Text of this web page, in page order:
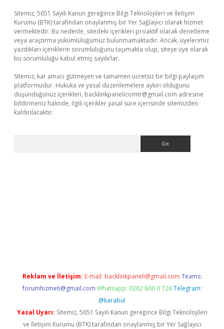
Sitemiz, 5651 Sayılı Kanun gereğince Bilgi Teknolojileri ve İletişim
Kurumu (BTK) tarafından onaylanmış bir Yer Sağlayıcı olarak hizmet
vermektedir. Bu nedenle, sitedeki içerikleri proaktif olarak denetleme
veya araştırma yükümlülüğümüz bulunmamaktadır. Ancak, üyelerimiz
yazdıkları içeriklerin sorumluluğunu taşımakta olup, siteye üye olarak
bu sorumluluğu kabul etmiş sayılırlar.
Sitemiz, kar amacı gütmeyen ve tamamen ücretsiz bir bilgi paylaşım
platformudur. Hukuka ve yasal düzenlemelere aykırı olduğunu
düşündüğünüz içerikleri, backlinkpanelicomtr@gmail.com adresine
bildirmeniz halinde, ilgili içerikler yasal süre içerisinde sitemizden
kaldırılacaktır.
Reklam ve İletişim: E-mail: backlinkpaneli@gmail.com Teams:
forumhizmeti@gmail.com Whatsapp: 0262 606 0 726 Telegram:
@karabul
Yasal Uyarı: Sitemiz, 5651 Sayılı Kanun gereğince Bilgi Teknolojileri
ve İletişim Kurumu (BTK) tarafından onaylanmış bir Yer Sağlayıcı